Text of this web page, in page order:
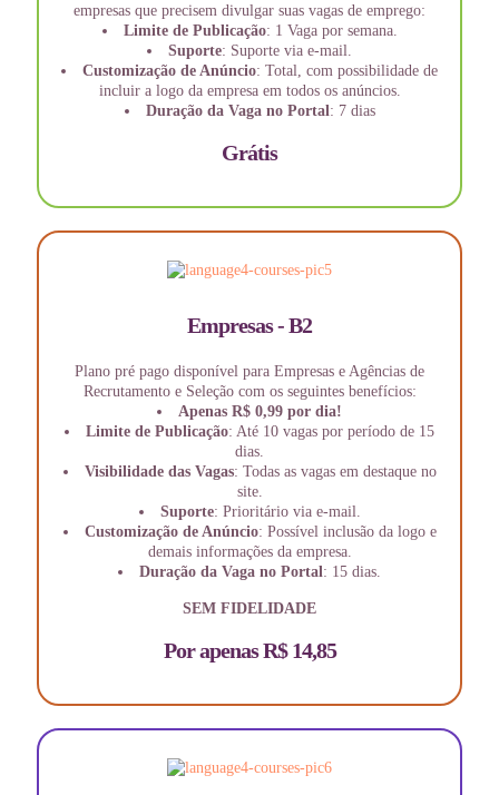
empresas que precisem divulgar suas vagas de emprego:
Limite de Publicação: 1 Vaga por semana.
Suporte: Suporte via e-mail.
Customização de Anúncio: Total, com possibilidade de
incluir a logo da empresa em todos os anúncios.
Duração da Vaga no Portal: 7 dias
Grátis
Empresas - B2
Plano pré pago disponível para Empresas e Agências de
Recrutamento e Seleção com os seguintes benefícios:
Apenas R$ 0,99 por dia!
Limite de Publicação: Até 10 vagas por período de 15
dias.
Visibilidade das Vagas: Todas as vagas em destaque no
site.
Suporte: Prioritário via e-mail.
Customização de Anúncio: Possível inclusão da logo e
demais informações da empresa.
Duração da Vaga no Portal: 15 dias.
SEM FIDELIDADE
Por apenas R$ 14,85